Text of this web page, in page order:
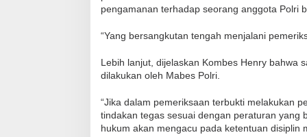
pengamanan terhadap seorang anggota Polri
“Yang bersangkutan tengah menjalani
Lebih lanjut, dijelaskan Kombes Henry bahwa
dilakukan oleh Mabes Polri.
“Jika dalam pemeriksaan terbukti melakukan
tindakan tegas sesuai dengan peraturan yang
hukum akan mengacu pada ketentuan disiplin